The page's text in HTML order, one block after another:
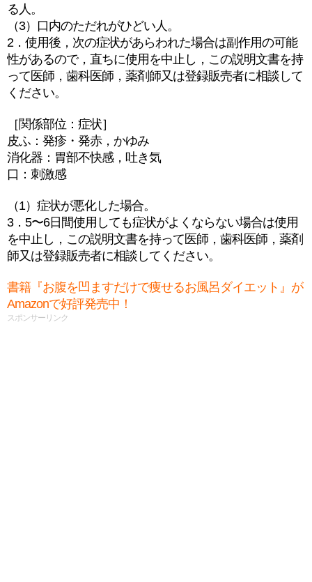
る人。
（3）口内のただれがひどい人。
2．使用後，次の症状があらわれた場合は副作用の可能
性があるので，直ちに使用を中止し，この説明文書を持
って医師，歯科医師，薬剤師又は登録販売者に相談して
ください。
［関係部位：症状］
皮ふ：発疹・発赤，かゆみ
消化器：胃部不快感，吐き気
口：刺激感
（1）症状が悪化した場合。
3．5〜6日間使用しても症状がよくならない場合は使用
を中止し，この説明文書を持って医師，歯科医師，薬剤
師又は登録販売者に相談してください。
書籍『お腹を凹ますだけで痩せるお風呂ダイエット』が
Amazonで好評発売中！
スポンサーリンク